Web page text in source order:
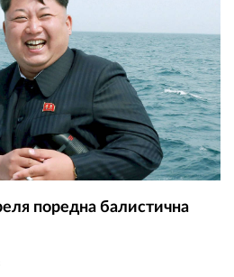
поредна балистична